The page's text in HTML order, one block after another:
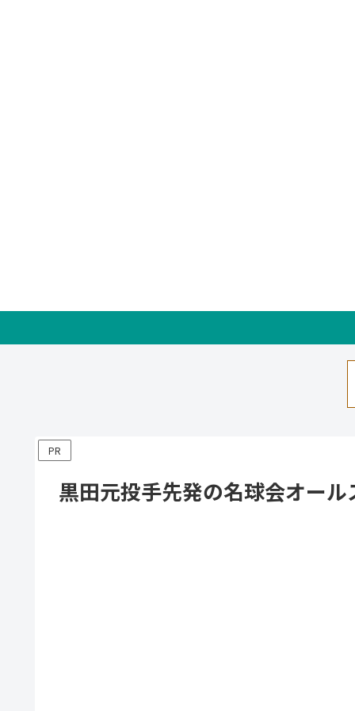
PR
黒田元投手先発の名球会オー